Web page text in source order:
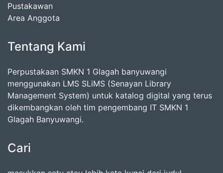
Pustakawan
Area Anggota
Tentang Kami
Perpustakaan SMKN 1 Glagah banyuwangi
menggunakan LMS SLiMS (Senayan Library
Management System) untuk katalog digital yang terus
dikembangkan oleh tim pengembang IT SMKN 1
Glagah Banyuwangi.
Cari